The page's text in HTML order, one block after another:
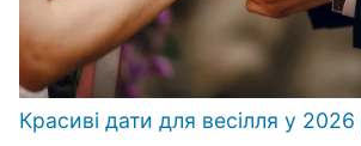
Красиві дати для весілля у 2026